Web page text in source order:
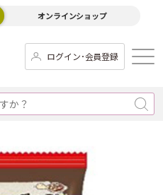
オンラインショップ
ログイン･会員登録